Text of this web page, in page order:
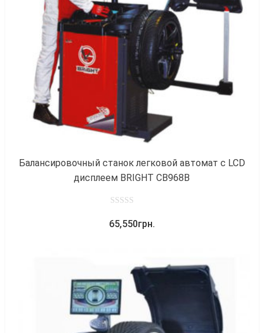
Балансировочный станок легковой автомат с LCD
дисплеем BRIGHT CB968B
out
65,550грн.